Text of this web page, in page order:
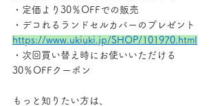
・定価より30％OFFでの販売
・デコれるランドセルカバーのプレゼント
https://www.ukiuki.jp/SHOP/101970.html
・次回買い替え時にお使いいただける
30％OFFクーポン
もっと知りたい方は、